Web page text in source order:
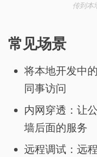
传到本
常见场景
将本地开发中
同事访问
内网穿透：让
墙后面的服务
远程调试：远